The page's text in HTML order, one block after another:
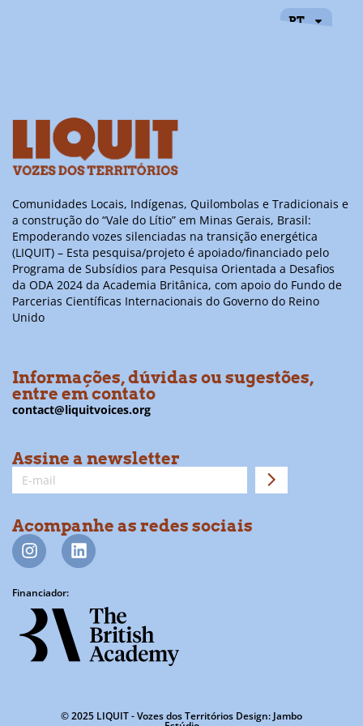
PT
Comunidades Locais, Indígenas, Quilombolas e Tradicionais e
a construção do “Vale do Lítio” em Minas Gerais, Brasil:
Empoderando vozes silenciadas na transição energética
(LIQUIT) – Esta pesquisa/projeto é apoiado/financiado pelo
Programa de Subsídios para Pesquisa Orientada a Desafios
da ODA 2024 da Academia Britânica, com apoio do Fundo de
Parcerias Científicas Internacionais do Governo do Reino
Unido
Informações, dúvidas ou sugestões,
entre em contato
contact@liquitvoices.org
Assine a newsletter
Acompanhe as redes sociais
Financiador:
© 2025 LIQUIT - Vozes dos Territórios Design: Jambo